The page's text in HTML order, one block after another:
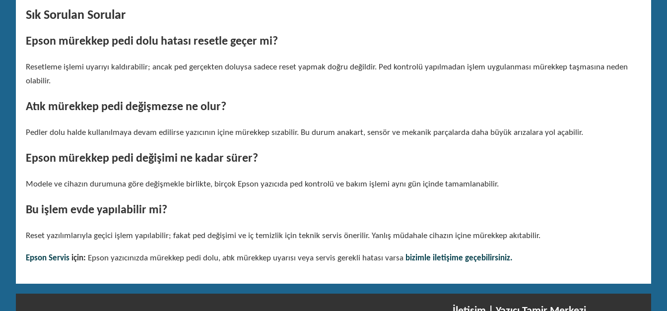
Sık Sorulan Sorular
Epson mürekkep pedi dolu hatası resetle geçer mi?
Resetleme işlemi uyarıyı kaldırabilir; ancak ped gerçekten doluysa sadece reset yapmak doğru değildir. Ped kontrolü yapılmadan işlem uygulanması mürekkep taşmasına neden
olabilir.
Atık mürekkep pedi değişmezse ne olur?
Pedler dolu halde kullanılmaya devam edilirse yazıcının içine mürekkep sızabilir. Bu durum anakart, sensör ve mekanik parçalarda daha büyük arızalara yol açabilir.
Epson mürekkep pedi değişimi ne kadar sürer?
Modele ve cihazın durumuna göre değişmekle birlikte, birçok Epson yazıcıda ped kontrolü ve bakım işlemi aynı gün içinde tamamlanabilir.
Bu işlem evde yapılabilir mi?
Reset yazılımlarıyla geçici işlem yapılabilir; fakat ped değişimi ve iç temizlik için teknik servis önerilir. Yanlış müdahale cihazın içine mürekkep akıtabilir.
Epson Servis için: Epson yazıcınızda mürekkep pedi dolu, atık mürekkep uyarısı veya servis gerekli hatası varsa bizimle iletişime geçebilirsiniz.